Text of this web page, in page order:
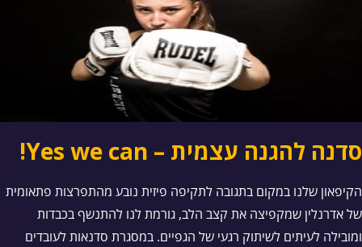
סדנה להגנה עצמית – Yes we can!
הקיפאון שלנו במקום בתגובה לתקיפה פיזית נובע מהתפרצות פתאומית
של אדרנלין שמקפיצה את קצב הלב, גורמת לנו להתנשף בכבדות
ומובילה לעיתים לשיתוק רגעי של הגפיים. במסגרת סדנאות לעובדים